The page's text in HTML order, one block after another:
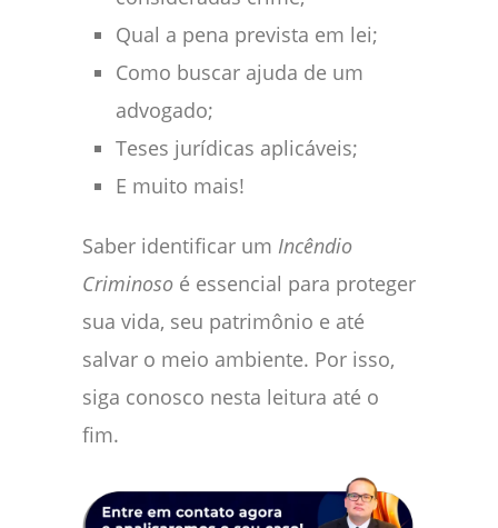
Qual a pena prevista em lei;
Como buscar ajuda de um
advogado;
Teses jurídicas aplicáveis;
E muito mais!
Saber identificar um Incêndio
Criminoso é essencial para proteger
sua vida, seu patrimônio e até
salvar o meio ambiente. Por isso,
siga conosco nesta leitura até o
fim.